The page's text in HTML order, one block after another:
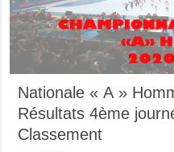
Nationale « A »
Résultats 4ème
Classement